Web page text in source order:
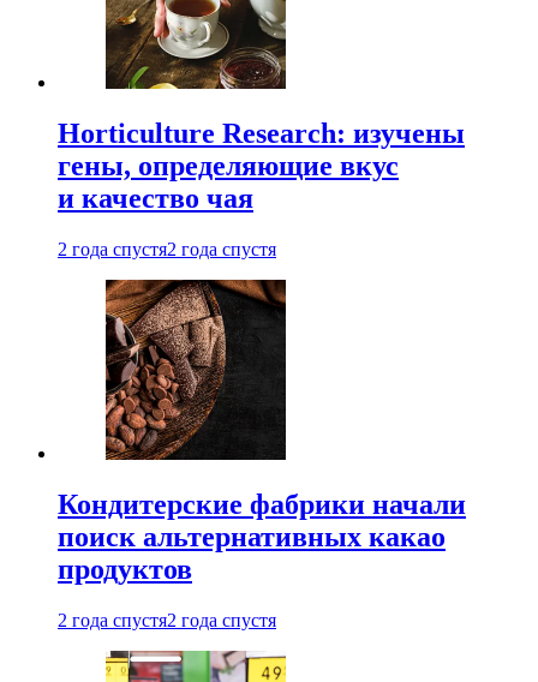
Horticulture Research: изучены
гены, определяющие вкус
и качество чая
2 года спустя2 года спустя
Кондитерские фабрики начали
поиск альтернативных какао
продуктов
2 года спустя2 года спустя